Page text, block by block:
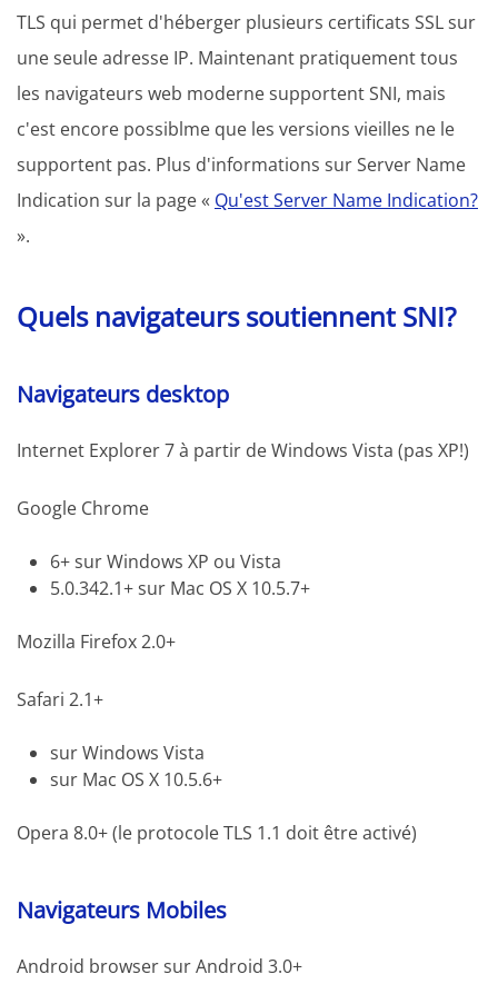
TLS qui permet d'héberger plusieurs certificats SSL sur
une seule adresse IP. Maintenant pratiquement tous
les navigateurs web moderne supportent SNI, mais
c'est encore possiblme que les versions vieilles ne le
supportent pas. Plus d'informations sur Server Name
Indication sur la page « Qu'est Server Name Indication?
».
Quels navigateurs soutiennent SNI?
Navigateurs desktop
Internet Explorer 7 à partir de Windows Vista (pas XP!)
Google Chrome
6+ sur Windows XP ou Vista
5.0.342.1+ sur Mac OS X 10.5.7+
Mozilla Firefox 2.0+
Safari 2.1+
sur Windows Vista
sur Mac OS X 10.5.6+
Opera 8.0+ (le protocole TLS 1.1 doit être activé)
Navigateurs Mobiles
Android browser sur Android 3.0+